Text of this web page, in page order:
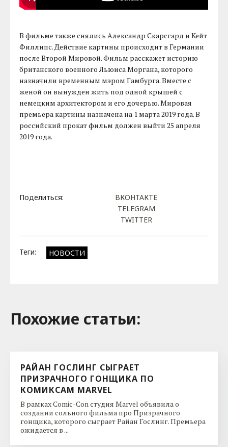
В фильме также снялись Александр Скарсгард и Кейт
Филлипс. Действие картины происходит в Германии
после Второй Мировой. Фильм расскажет историю
британского военного Льюиса Моргана, которого
назначили временным мэром Гамбурга. Вместе с
женой он вынужден жить под одной крышей с
немецким архитектором и его дочерью. Мировая
премьера картины назначена на 1 марта 2019 года. В
российский прокат фильм должен выйти 25 апреля
2019 года.
Поделиться:
ВКОНТАКТЕ
TELEGRAM
TWITTER
Теги: НОВОСТИ
Похожие cтатьи:
РАЙАН ГОСЛИНГ СЫГРАЕТ
ПРИЗРАЧНОГО ГОНЩИКА ПО
КОМИКСАМ MARVEL
В рамках Comic-Con студия Marvel объявила о
создании сольного фильма про Призрачного
гонщика, которого сыграет Райан Гослинг. Премьера
ожидается в ...